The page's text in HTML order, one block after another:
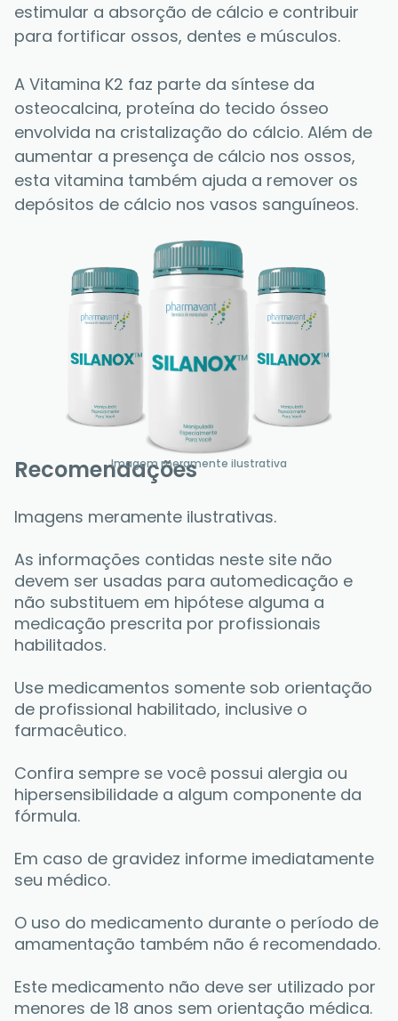
estimular a absorção de cálcio e contribuir
para fortificar ossos, dentes e músculos.
A Vitamina K2 faz parte da síntese da
osteocalcina, proteína do tecido ósseo
envolvida na cristalização do cálcio. Além de
aumentar a presença de cálcio nos ossos,
esta vitamina também ajuda a remover os
depósitos de cálcio nos vasos sanguíneos.
Imagem meramente ilustrativa
Recomendações
Imagens meramente ilustrativas.
As informações contidas neste site não
devem ser usadas para automedicação e
não substituem em hipótese alguma a
medicação prescrita por profissionais
habilitados.
Use medicamentos somente sob orientação
de profissional habilitado, inclusive o
farmacêutico.
Confira sempre se você possui alergia ou
hipersensibilidade a algum componente da
fórmula.
Em caso de gravidez informe imediatamente
seu médico.
O uso do medicamento durante o período de
amamentação também não é recomendado.
Este medicamento não deve ser utilizado por
menores de 18 anos sem orientação médica.